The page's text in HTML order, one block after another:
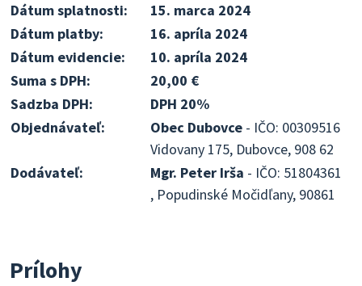
Dátum splatnosti:
15. marca 2024
Dátum platby:
16. apríla 2024
Dátum evidencie:
10. apríla 2024
Suma s DPH:
20,00 €
Sadzba DPH:
DPH 20%
Objednávateľ:
Obec Dubovce - IČO: 00309516
Vidovany 175, Dubovce, 908 62
Dodávateľ:
Mgr. Peter Irša - IČO: 51804361
, Popudinské Močidľany, 90861
Prílohy